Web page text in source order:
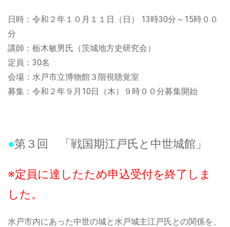
日時：令和２年１０月１１日（日） 13時30分～15時００
分
講師：栃木敏男氏（茨城地方史研究会）
定員：30名
会場：水戸市立博物館３階視聴覚室
募集：令和２年９月10日（木）９時００分募集開始
●第３回 「戦国期江戸氏と中世城館」
※定員に達したため申込受付を終了しま
した。
水戸市内にあった中世の城と水戸城主江戸氏との関係を、